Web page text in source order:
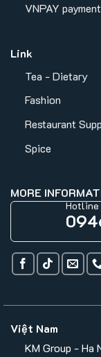
VNPAY
Link
Tea - Dietary
Fashion
Restaurant
Spice
MORE
Hotline
Việt Nam
KM Group - Ha